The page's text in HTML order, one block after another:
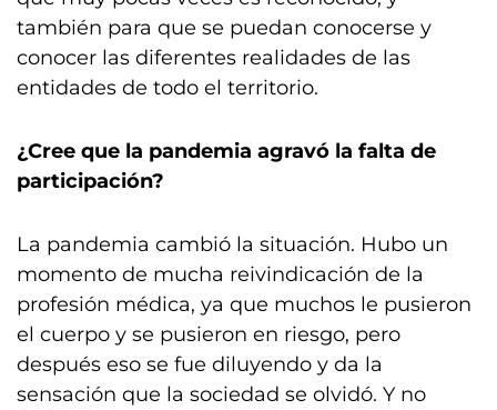
también para que se puedan conocerse y
conocer las diferentes realidades de las
entidades de todo el territorio.
¿Cree que la pandemia agravó la falta de
participación?
La pandemia cambió la situación. Hubo un
momento de mucha reivindicación de la
profesión médica, ya que muchos le pusieron
el cuerpo y se pusieron en riesgo, pero
después eso se fue diluyendo y da la
sensación que la sociedad se olvidó. Y no